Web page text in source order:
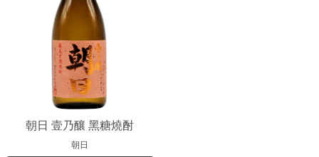
朝日 壹乃釀 黑糖燒酎
朝日